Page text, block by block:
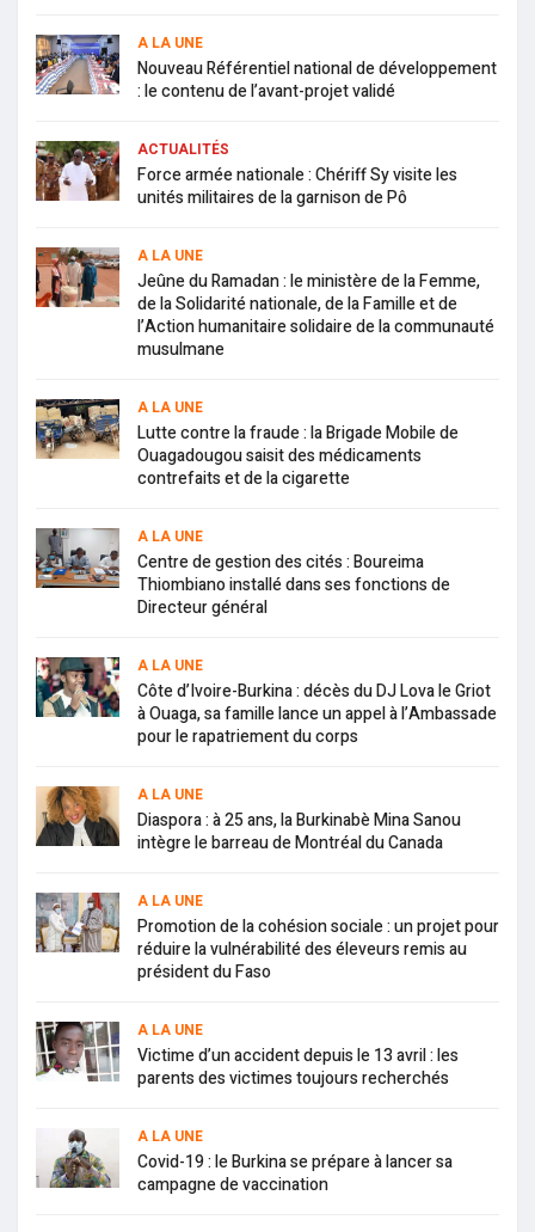
A LA UNE
Nouveau Référentiel national de développement
: le contenu de l’avant-projet validé
ACTUALITÉS
Force armée nationale : Chériff Sy visite les
unités militaires de la garnison de Pô
A LA UNE
Jeûne du Ramadan : le ministère de la Femme,
de la Solidarité nationale, de la Famille et de
l’Action humanitaire solidaire de la communauté
musulmane
A LA UNE
Lutte contre la fraude : la Brigade Mobile de
Ouagadougou saisit des médicaments
contrefaits et de la cigarette
A LA UNE
Centre de gestion des cités : Boureima
Thiombiano installé dans ses fonctions de
Directeur général
A LA UNE
Côte d’Ivoire-Burkina : décès du DJ Lova le Griot
à Ouaga, sa famille lance un appel à l’Ambassade
pour le rapatriement du corps
A LA UNE
Diaspora : à 25 ans, la Burkinabè Mina Sanou
intègre le barreau de Montréal du Canada
A LA UNE
Promotion de la cohésion sociale : un projet pour
réduire la vulnérabilité des éleveurs remis au
président du Faso
A LA UNE
Victime d’un accident depuis le 13 avril : les
parents des victimes toujours recherchés
A LA UNE
Covid-19 : le Burkina se prépare à lancer sa
campagne de vaccination